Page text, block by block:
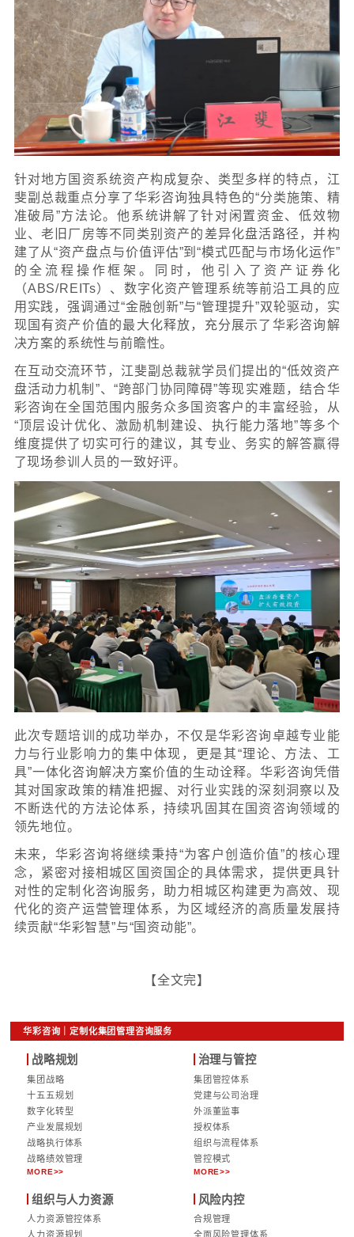
升质量”三者间的协同发展逻辑，并明确指出
存量资产对于深化国企改革、优化国有资本
心战略价值。这一基于华彩长期研究与国务
关课题成果的宏观认知框架，为参训者厘
路，夯实了理论根基。
针对地方国资系统资产构成复杂、类型多样
斐副总裁重点分享了华彩咨询独具特色的“分
准破局”方法论。他系统讲解了针对闲置资
业、老旧厂房等不同类别资产的差异化盘活
建了从“资产盘点与价值评估”到“模式匹配与
的全流程操作框架。同时，他引入了资
（ABS/REITs）、数字化资产管理系统等前
用实践，强调通过“金融创新”与“管理提升”双
现国有资产价值的最大化释放，充分展示了
决方案的系统性与前瞻性。
在互动交流环节，江斐副总裁就学员们提出
盘活动力机制”、“跨部门协同障碍”等现实难
彩咨询在全国范围内服务众多国资客户的丰
“顶层设计优化、激励机制建设、执行能力落
维度提供了切实可行的建议，其专业、务实
了现场参训人员的一致好评。
此次专题培训的成功举办，不仅是华彩咨询
力与行业影响力的集中体现，更是其“理论
其对国家政策的精准把握、对行业实践的深
不断迭代的方法论体系，持续巩固其在国资